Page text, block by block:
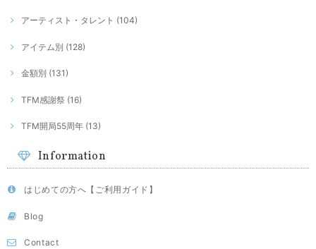
アーティスト・タレント (104)
アイテム別 (128)
金額別 (131)
TFM感謝祭 (16)
TFM開局55周年 (13)
Information
はじめての方へ【ご利用ガイド】
Blog
Contact